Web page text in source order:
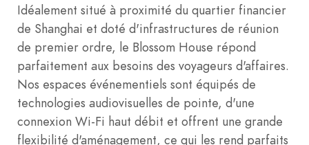
Idéalement situé à proximité du quartier financier
de Shanghai et doté d'infrastructures de réunion
de premier ordre, le Blossom House répond
parfaitement aux besoins des voyageurs d'affaires.
Nos espaces événementiels sont équipés de
technologies audiovisuelles de pointe, d'une
connexion Wi-Fi haut débit et offrent une grande
flexibilité d'aménagement, ce qui les rend parfaits